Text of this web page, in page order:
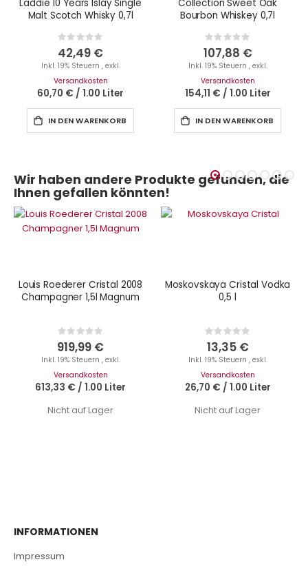
Laddie 10 Years Islay Single
Malt Scotch Whisky 0,7l
Rating:
0%
42,49 €
Inkl. 19% Steuern , exkl.
Versandkosten
60,70 € / 1.00 Liter
IN DEN WARENKORB
Collection Sweet Oak
Bourbon Whiskey 0,7l
Rating:
0%
107,88 €
Inkl. 19% Steuern , exkl.
Versandkosten
154,11 € / 1.00 Liter
IN DEN WARENKORB
Wir haben andere Produkte gefunden, die
Ihnen gefallen könnten!
Louis Roederer Cristal 2008
Champagner 1,5l Magnum
Rating:
0%
919,99 €
Inkl. 19% Steuern , exkl.
Versandkosten
613,33 € / 1.00 Liter
Nicht auf Lager
Moskovskaya Cristal Vodka
0,5 l
Rating:
0%
13,35 €
Inkl. 19% Steuern , exkl.
Versandkosten
26,70 € / 1.00 Liter
Nicht auf Lager
INFORMATIONEN
Impressum